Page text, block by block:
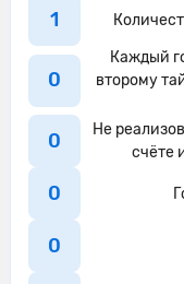
30'
Кобби
ударом
Удар
30'
31'
1
0
Каждый
второму
0
Не
счёте
0
0